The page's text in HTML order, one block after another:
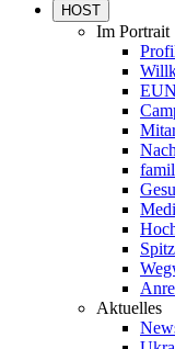
HOST
Im Portrait
Aktuelles